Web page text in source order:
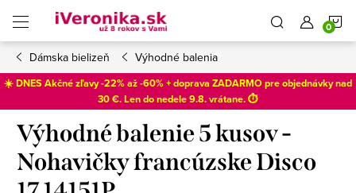
obsah
Dámska bielizeň Výhodné balenia
☀️ DNES Akčné zľavy -22% až -60% + doprava ZADARMO pre objednávky nad
30 €. Len donedele 9.8. vrátane. ⏱️
Výhodné balenie 5 kusov -
Nohavičky francúzske Disco